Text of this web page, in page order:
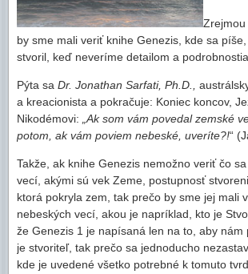
by sme mali veriť knihe Genezis, kde sa
stvoril, keď neveríme detailom a
Pýta sa Dr. Jonathan Sarfati, Ph.D.,
a kreacionista a pokračuje: Koniec koncov,
Nikodémovi:
„Ak som vám povedal zemské
potom, ak vám poviem nebeské, uveríte?!“
Takže, ak knihe Genezis nemožno veriť čo
vecí, akými sú vek Zeme, postupnosť
ktorá pokryla zem, tak prečo by sme jej mali
nebeských vecí, akou je napríklad, kto je
že Genezis 1 je napísaná len na to, aby nám
je stvoriteľ, tak prečo sa jednoducho
kde je uvedené všetko potrebné k tomuto